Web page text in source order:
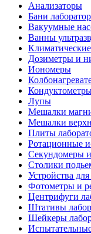
Анализаторы
Бани
Вакуумные
Ванны
Дозиметры и
Иономеры
Лупы
Мешалки
Мешалки
Плиты
Ротационные
Секундомеры
Столики
Устройства
Фотометры и
Центрифуги
Штативы
Шейкеры